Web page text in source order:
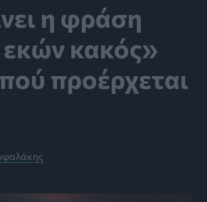
η φράση
εκών κακός»
προέρχεται